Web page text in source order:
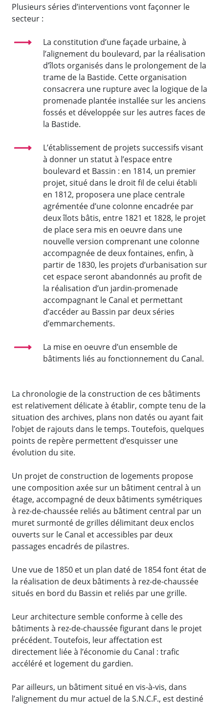
Plusieurs séries d’interventions vont façonner le
secteur :
La constitution d’une façade urbaine, à
l’alignement du boulevard, par la réalisation
d’îlots organisés dans le prolongement de la
trame de la Bastide. Cette organisation
consacrera une rupture avec la logique de la
promenade plantée installée sur les anciens
fossés et développée sur les autres faces de
la Bastide.
L’établissement de projets successifs visant
à donner un statut à l’espace entre
boulevard et Bassin : en 1814, un premier
projet, situé dans le droit fil de celui établi
en 1812, proposera une place centrale
agrémentée d’une colonne encadrée par
deux îlots bâtis, entre 1821 et 1828, le projet
de place sera mis en oeuvre dans une
nouvelle version comprenant une colonne
accompagnée de deux fontaines, enfin, à
partir de 1830, les projets d’urbanisation sur
cet espace seront abandonnés au profit de
la réalisation d’un jardin-promenade
accompagnant le Canal et permettant
d’accéder au Bassin par deux séries
d’emmarchements.
La mise en oeuvre d’un ensemble de
bâtiments liés au fonctionnement du Canal.
La chronologie de la construction de ces bâtiments
est relativement délicate à établir, compte tenu de la
situation des archives, plans non datés ou ayant fait
l’objet de rajouts dans le temps. Toutefois, quelques
points de repère permettent d’esquisser une
évolution du site.
Un projet de construction de logements propose
une composition axée sur un bâtiment central à un
étage, accompagné de deux bâtiments symétriques
à rez-de-chaussée reliés au bâtiment central par un
muret surmonté de grilles délimitant deux enclos
ouverts sur le Canal et accessibles par deux
passages encadrés de pilastres.
Une vue de 1850 et un plan daté de 1854 font état de
la réalisation de deux bâtiments à rez-de-chaussée
situés en bord du Bassin et reliés par une grille.
Leur architecture semble conforme à celle des
bâtiments à rez-de-chaussée figurant dans le projet
précédent. Toutefois, leur affectation est
directement liée à l’économie du Canal : trafic
accéléré et logement du gardien.
Par ailleurs, un bâtiment situé en vis-à-vis, dans
l’alignement du mur actuel de la S.N.C.F., est destiné